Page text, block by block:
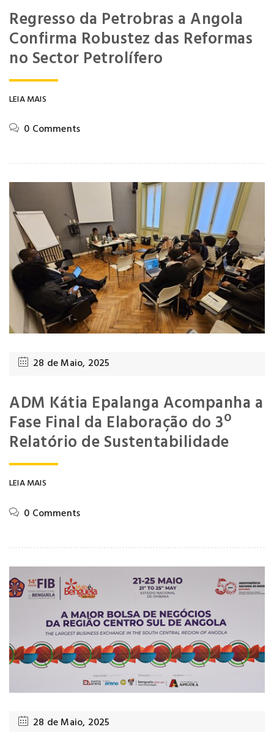
Regresso da Petrobras a Angola
Confirma Robustez das Reformas
no Sector Petrolífero
LEIA MAIS
0 Comments
28 de Maio, 2025
ADM Kátia Epalanga Acompanha a
Fase Final da Elaboração do 3º
Relatório de Sustentabilidade
LEIA MAIS
0 Comments
28 de Maio, 2025